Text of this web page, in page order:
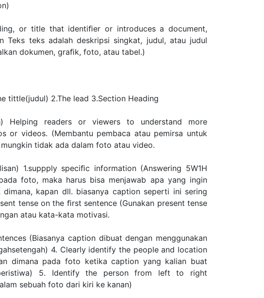
or title that identiﬁer or introduces a document,
Teks teks adalah deskripsi singkat, judul, atau judul
dokumen, graﬁk, foto, atau tabel.)
tittle(judul) 2.The lead 3.Section Heading
Helping readers or viewers to understand more
or videos. (Membantu pembaca atau pemirsa untuk
tidak ada dalam foto atau video.
1.suppply speciﬁc information (Answering 5W1H
foto, maka harus bisa menjawab apa yang ingin
kapan dll. biasanya caption seperti ini sering
tense on the ﬁrst sentence (Gunakan present tense
atau kata-kata motivasi.
(Biasanya caption dibuat dengan menggunakan
4. Clearly identify the people and location
dimana pada foto ketika caption yang kalian buat
5. Identify the person from left to right
sebuah foto dari kiri ke kanan)